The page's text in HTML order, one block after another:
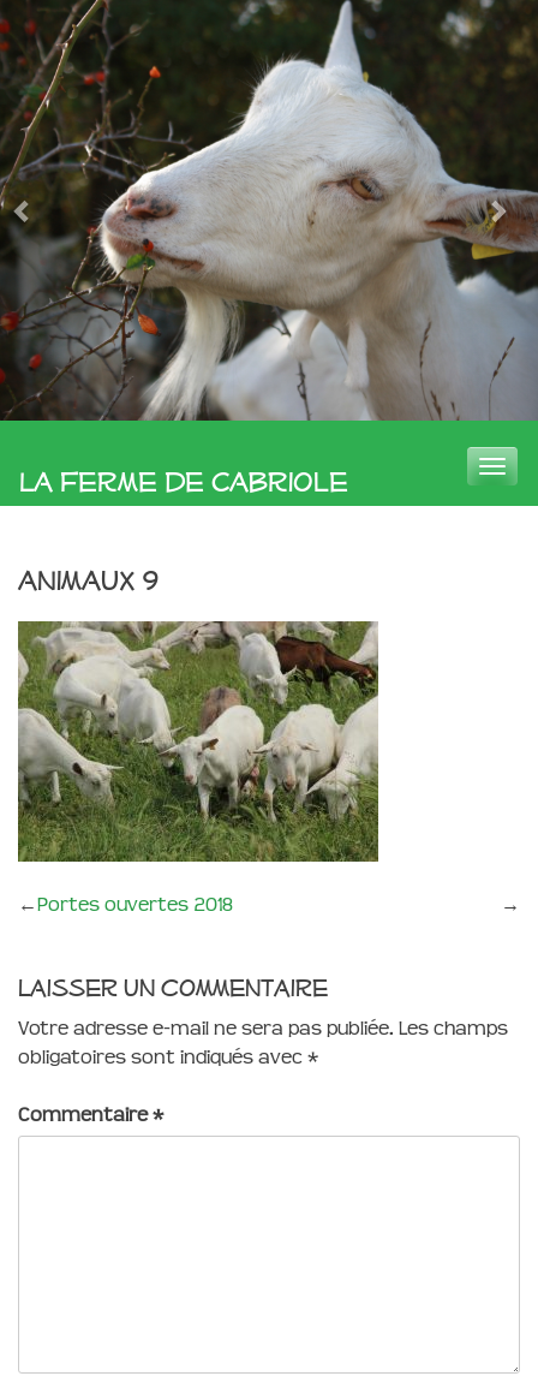
La Ferme de Cabriole
Toggle
animaux 9
←Portes ouvertes 2018 →
Laisser un commentaire
Votre adresse e-mail ne sera pas publiée. Les champs
obligatoires sont indiqués avec *
Commentaire*